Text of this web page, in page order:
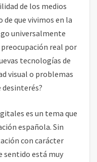
de los medios
de que vivimos en la
universalmente
preocupación real por
tecnologías de
visual o problemas
desinterés?
es un tema que
española. Sin
con carácter
sentido está muy